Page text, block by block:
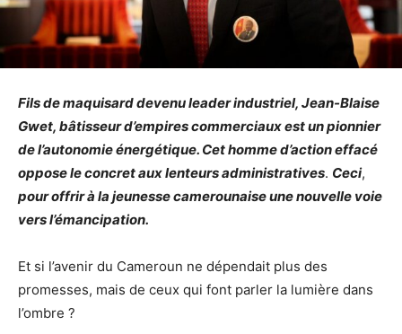
Fils de maquisard devenu leader industriel, Jean-Blaise
Gwet, bâtisseur d’empires commerciaux est un pionnier
de l’autonomie énergétique. Cet homme d’action effacé
oppose le concret aux lenteurs administratives. Ceci,
pour offrir à la jeunesse camerounaise une nouvelle voie
vers l’émancipation.
Et si l’avenir du Cameroun ne dépendait plus des
promesses, mais de ceux qui font parler la lumière dans
l’ombre ?